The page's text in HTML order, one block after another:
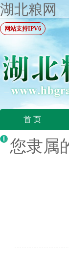
湖北粮网
网站支持IPV6
首 页
您隶属